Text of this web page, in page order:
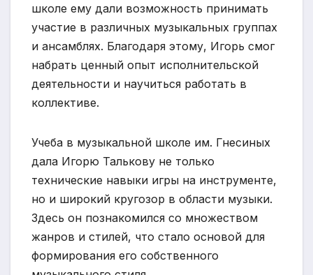
школе ему дали возможность принимать
участие в различных музыкальных группах
и ансамблях. Благодаря этому, Игорь смог
набрать ценный опыт исполнительской
деятельности и научиться работать в
коллективе.
Учеба в музыкальной школе им. Гнесиных
дала Игорю Талькову не только
технические навыки игры на инструменте,
но и широкий кругозор в области музыки.
Здесь он познакомился со множеством
жанров и стилей, что стало основой для
формирования его собственного